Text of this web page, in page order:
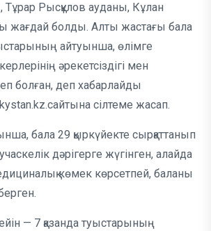
Рысқұлов ауданы, Кұлан
жағдай болды. Алты жастағы бала
айтуынша, өлімге
әрекетсіздігі мен
болған, деп хабарлайды
сілтеме жасап.
бала 29 қыркүйекте сырқаттанып
дәрігерге жүгінген, алайда
көмек көрсетпей, баланы
— 7 қазанда туыстарының